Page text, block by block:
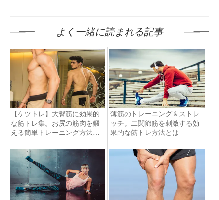
よく一緒に読まれる記事
【ケツトレ】大臀筋に効果的
な筋トレ集。お尻の筋肉を鍛
える簡単トレーニング方法と
薄筋のトレーニング＆ストレ
ッチ。二関節筋を刺激する効
果的な筋トレ方法とは